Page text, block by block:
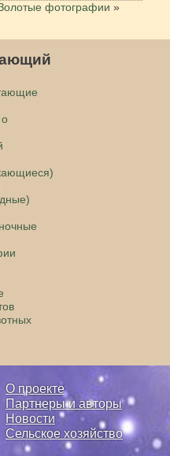
фотографии »
о
О проекте
Партнеры и авторы
Новости
Сельское хозяйство